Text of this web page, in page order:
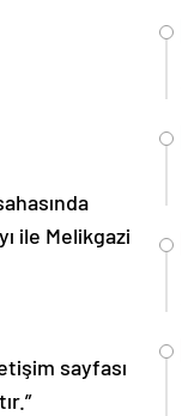
ile Melikgazi
sayfası